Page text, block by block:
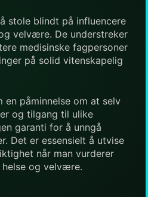
stole blindt på influencere
velvære. De understreker
medisinske fagpersoner
på solid vitenskapelig
en påminnelse om at selv
og tilgang til ulike
garanti for å unngå
Det er essensielt å utvise
når man vurderer
og velvære.